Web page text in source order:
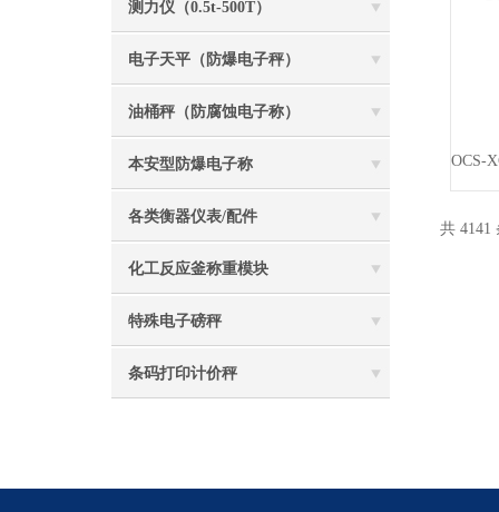
测力仪（0.5t-500T）
电子天平（防爆电子秤）
油桶秤（防腐蚀电子称）
本安型防爆电子称
各类衡器仪表/配件
化工反应釜称重模块
特殊电子磅秤
条码打印计价秤
共 4141